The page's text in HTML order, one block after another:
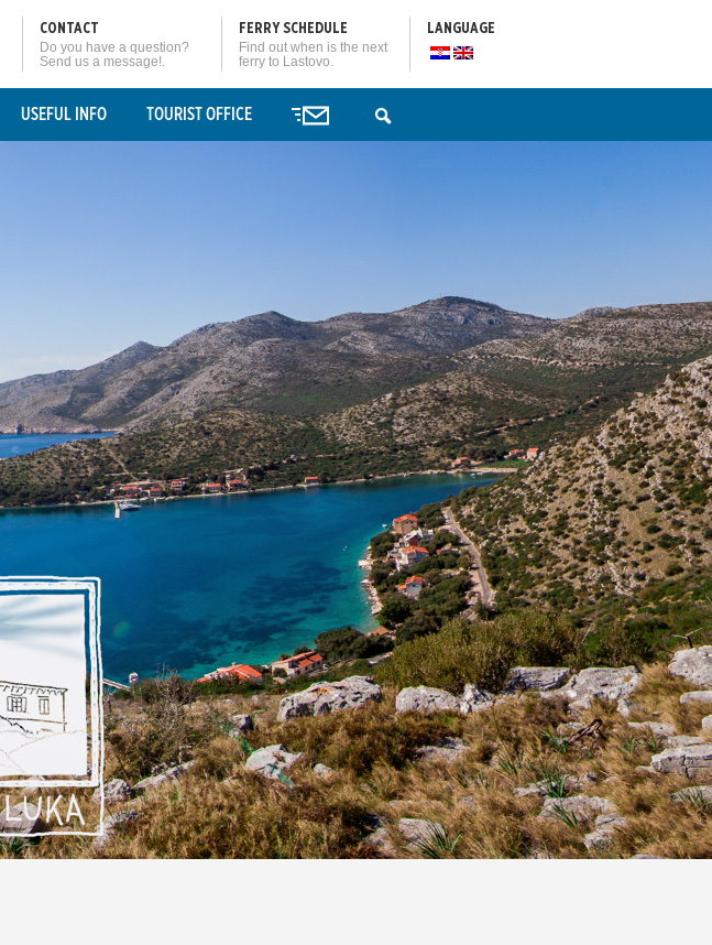
LANGUAGE
FERRY SCHEDULE
Find out when is the next
ferry to Lastovo.
CONTACT
Do you have a question?
Send us a message!.
USEFUL INFO TOURIST OFFICE